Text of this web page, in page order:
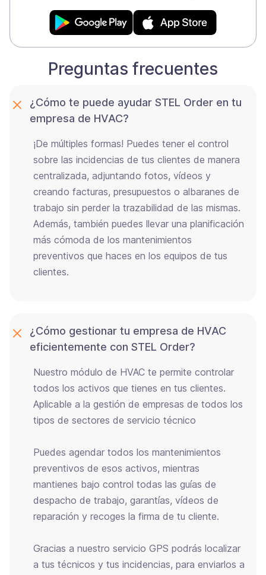
Preguntas frecuentes
¿Cómo te puede ayudar STEL Order en tu
empresa de HVAC?
¡De múltiples formas! Puedes tener el control
sobre las incidencias de tus clientes de manera
centralizada, adjuntando fotos, vídeos y
creando facturas, presupuestos o albaranes de
trabajo sin perder la trazabilidad de las mismas.
Además, también puedes llevar una planificación
más cómoda de los mantenimientos
preventivos que haces en los equipos de tus
clientes.
¿Cómo gestionar tu empresa de HVAC
eficientemente con STEL Order?
Nuestro módulo de HVAC te permite controlar
todos los activos que tienes en tus clientes.
Aplicable a la gestión de empresas de todos los
tipos de sectores de servicio técnico
Puedes agendar todos los mantenimientos
preventivos de esos activos, mientras
mantienes bajo control todas las guías de
despacho de trabajo, garantías, vídeos de
reparación y recoges la firma de tu cliente.
Gracias a nuestro servicio GPS podrás localizar
a tus técnicos y tus incidencias, para enviarlos a